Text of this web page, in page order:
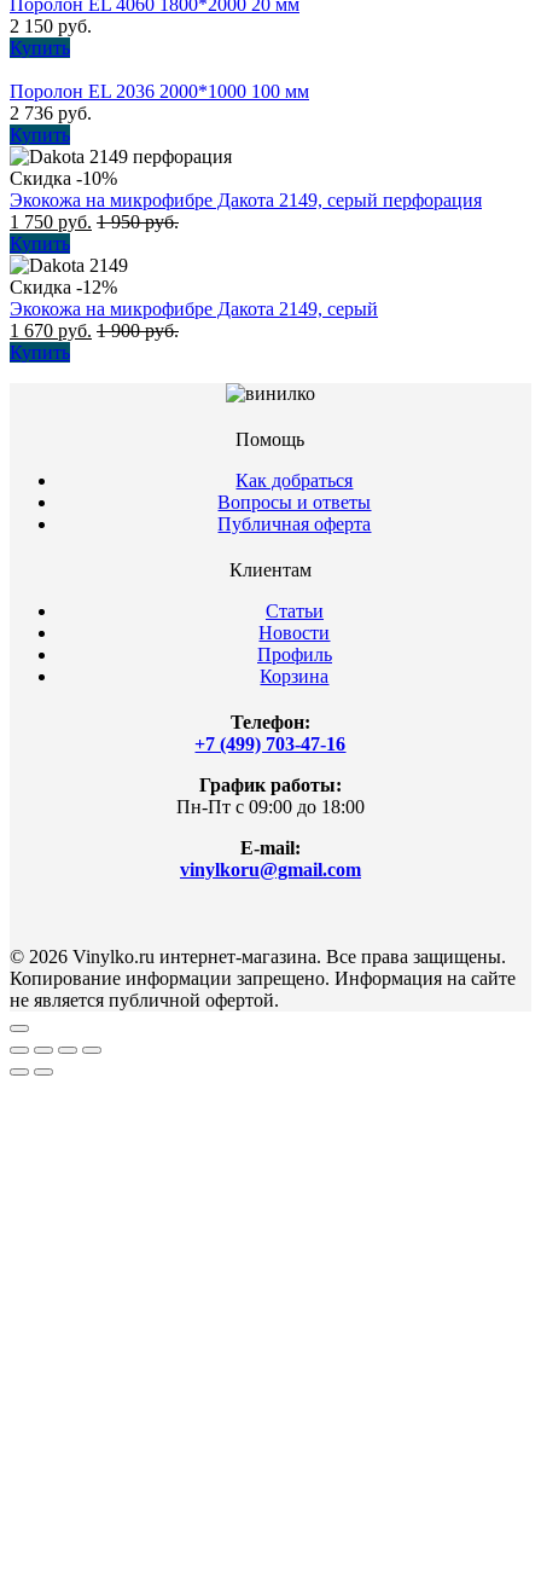
2 150 руб.
Купить
Поролон EL 2036 2000*1000 100 мм
2 736 руб.
Купить
Скидка -10%
Экокожа на микрофибре Дакота 2149, серый перфорация
1 750 руб. 1 950руб.
Купить
Скидка -12%
Экокожа на микрофибре Дакота 2149, серый
1 670 руб. 1 900руб.
Купить
Помощь
Как добраться
Вопросы и ответы
Публичная оферта
Клиентам
Статьи
Новости
Профиль
Корзина
Телефон:
+7 (499) 703-47-16
График работы:
Пн-Пт с 09:00 до 18:00
E-mail:
vinylkoru@gmail.com
© 2026 Vinylko.ru интернет-магазина. Все права защищены.
Копирование информации запрещено. Информация на сайте
не является публичной офертой.